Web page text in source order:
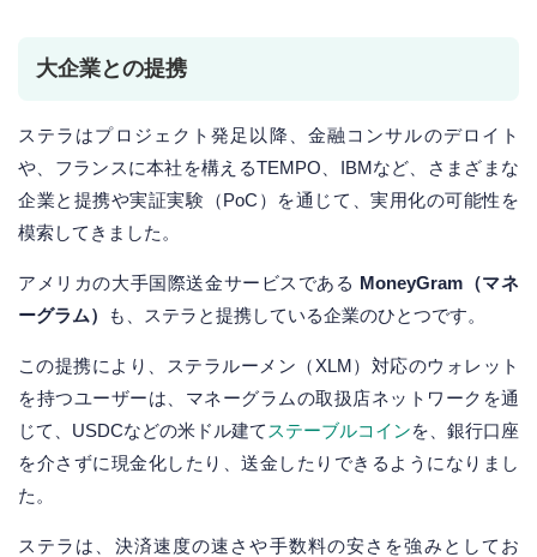
大企業との提携
ステラはプロジェクト発足以降、金融コンサルのデロイト
や、フランスに本社を構えるTEMPO、IBMなど、さまざまな
企業と提携や実証実験（PoC）を通じて、実用化の可能性を
模索してきました。
アメリカの大手国際送金サービスである MoneyGram（マネ
ーグラム）
も、ステラと提携している企業のひとつです。
この提携により、ステラルーメン（XLM）対応のウォレット
を持つユーザーは、マネーグラムの取扱店ネットワークを通
じて、USDCなどの米ドル建て ステーブルコインを、銀行口座
を介さずに現金化したり、送金したりできるようになりまし
た。
ステラは、決済速度の速さや手数料の安さを強みとしてお